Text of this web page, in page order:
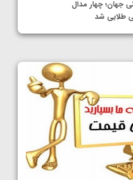
جهان؛ چهار مدال
طلایی شد
نمایندگان
سکوی تیمی